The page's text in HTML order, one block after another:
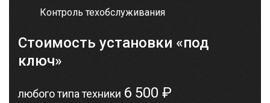
Контроль техобслуживания
Стоимость установки «под
ключ»
любого типа техники 6 500 ₽